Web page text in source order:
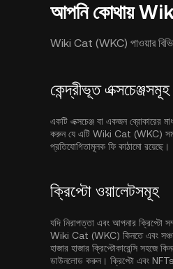
আপনি কোথায়
Wiki Cat (WKC) পাওয়ার
কেন্দ্রীভূত
একটি এক্সচেঞ্জ বা একজন ব্রোকারের
করুন যে এটি Wiki Cat (WKC) সমর্থন
প্রতিযোগিতামূলক ফি কাঠামো রয়েছে।
ক্রিপ্টো ওয়ালেটসমূহ
যদি নিরাপত্তা এবং আপনার ক্রিপ্টো
Wiki Cat (WKC) কিনতে এবং সঞ্চয়
হাজার হাজার ক্রিপ্টোকারেন্সি সহজে
ডাউনলোড করুন। ক্রিপ্টো এবং NFTs